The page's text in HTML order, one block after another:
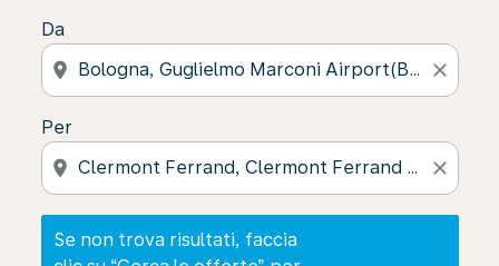
Da
location_on close
Per
location_on close
Se non trova risultati, faccia